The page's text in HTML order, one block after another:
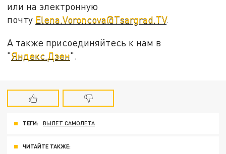
или на электронную
почту Elena.Voroncova@Tsargrad.TV.
А также присоединяйтесь к нам в
"Яндекс.Дзен".
ТЕГИ: ВЫЛЕТ САМОЛЕТА
ЧИТАЙТЕ ТАКЖЕ: